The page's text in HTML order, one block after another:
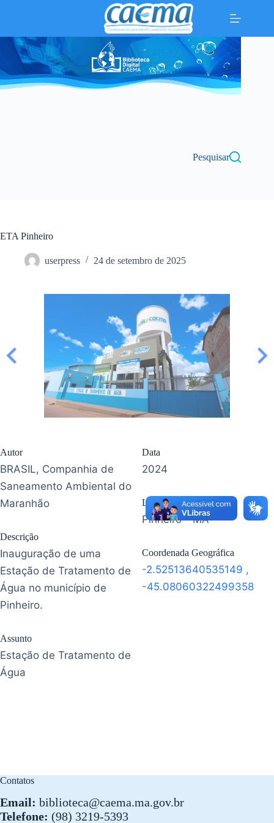
conteúdo
Pesquisar
ETA Pinheiro
userpress 24 de setembro de 2025
Autor
BRASIL, Companhia de
Saneamento Ambiental do
Maranhão
Descrição
Inauguração de uma
Estação de Tratamento de
Água no município de
Pinheiro.
Assunto
Estação de Tratamento de
Água
Data
2024
Localização
Pinheiro - MA
Coordenada Geográfica
-2.52513640535149 ,
-45.08060322499358
Contatos
Email: biblioteca@caema.ma.gov.br
Telefone: (98) 3219-5393